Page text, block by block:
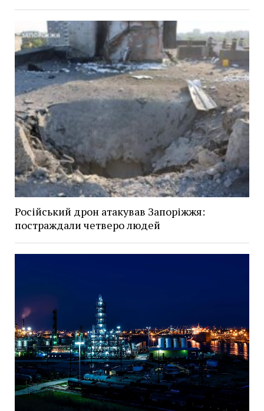
Російський дрон атакував Запоріжжя:
постраждали четверо людей